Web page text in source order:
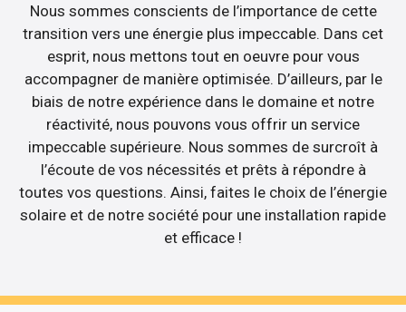
Nous sommes conscients de l’importance de cette
transition vers une énergie plus impeccable. Dans cet
esprit, nous mettons tout en oeuvre pour vous
accompagner de manière optimisée. D’ailleurs, par le
biais de notre expérience dans le domaine et notre
réactivité, nous pouvons vous offrir un service
impeccable supérieure. Nous sommes de surcroît à
l’écoute de vos nécessités et prêts à répondre à
toutes vos questions. Ainsi, faites le choix de l’énergie
solaire et de notre société pour une installation rapide
et efficace !